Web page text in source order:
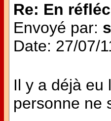
Re: En
Envoyé par:
Date: 27/07/
Il y a déjà eu
personne ne